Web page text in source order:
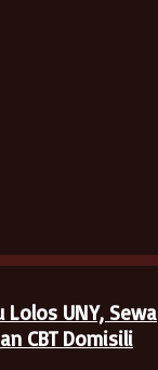
Lolos UNY, Sewa
CBT Domisili